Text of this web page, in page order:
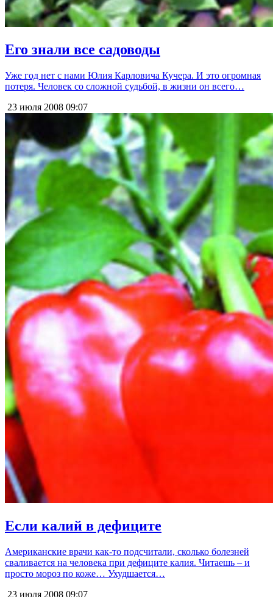
Его знали все садоводы
Уже год нет с нами Юлия Карловича Кучера. И это огромная
потеря. Человек со сложной судьбой, в жизни он всего…
23 июля 2008 09:07
Если калий в дефиците
Американские врачи как-то подсчитали, сколько болезней
сваливается на человека при дефиците калия. Читаешь – и
просто мороз по коже… Ухудшается…
23 июля 2008 09:07